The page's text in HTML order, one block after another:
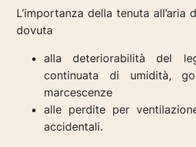
L’importanza della tenuta
dovuta
alla deteriorabilità del
continuata di umidità,
marcescenze
alle perdite per
accidentali.